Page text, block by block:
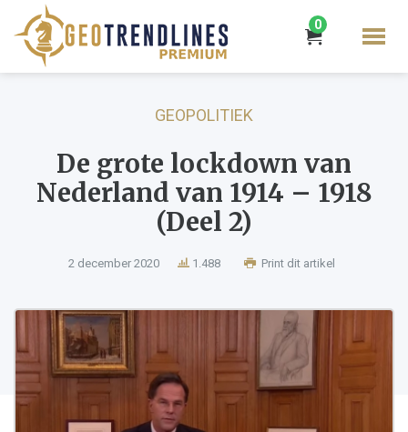
0
GEOPOLITIEK
De grote lockdown van
Nederland van 1914 – 1918
(Deel 2)
2 december 2020 1.488 Print dit artikel